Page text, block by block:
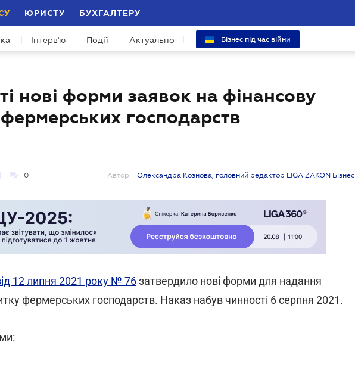
ЮРИСТУ БУХГАЛТЕРУ
Інтерв'ю Події Актуально Бізнес під час війни
нові форми заявок на фінансову
господарств
0 Автор: Олександра Кознова, головний редактор LIGA ZAKON Бізнес
12 липня 2021 року № 76затвердило нові форми для надання
фермерських господарств. Наказ набув чинності 6 серпня 2021.